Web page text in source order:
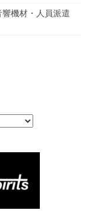
響機材・人員派遣